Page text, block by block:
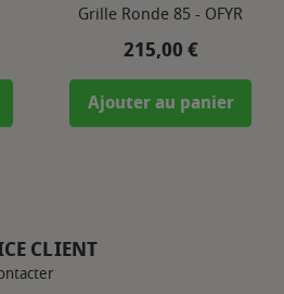
Grille Ronde 85 - OFYR
Prix
215,00 €
Ajouter au panier
CLIENT